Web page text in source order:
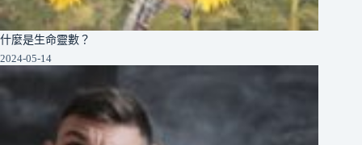
什麼是生命靈數？
2024-05-14